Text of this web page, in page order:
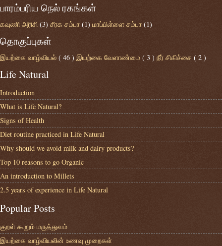
பாரம்பரிய நெல் ரகங்கள்
கவுணி அரிசி (3) சீரக சம்பா (1) மாப்பிள்ளை சம்பா (1)
தொகுப்புகள்
இயற்கை வாழ்வியல் ( 46 ) இயற்கை வேளாண்மை ( 3 ) நீர் சிகிச்சை ( 2 )
Life Natural
Introduction
What is Life Natural?
Signs of Health
Diet routine practiced in Life Natural
Why should we avoid milk and dairy products?
Top 10 reasons to go Organic
An introduction to Millets
2.5 years of experience in Life Natural
Popular Posts
குறள் கூறும் மருத்துவம்
இயற்கை வாழ்வியலின் உணவு முறைகள்